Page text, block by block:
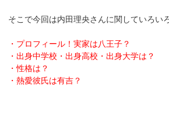
そこで今回は内田理央さんに関していろい
・プロフィール！実家は八王子？
・出身中学校・出身高校・出身大学は？
・性格は？
・熱愛彼氏は有吉？